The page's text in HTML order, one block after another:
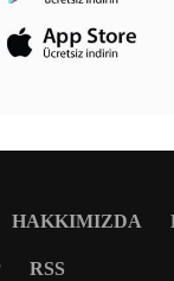
HAKKIMIZDA
RSS